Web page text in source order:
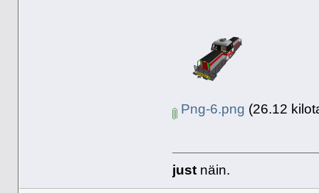
Png-6.png (26.12
just näin.